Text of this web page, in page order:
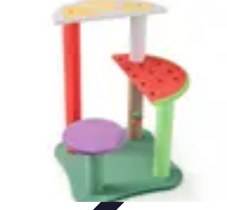
Alimentation saineArticles Mensuels